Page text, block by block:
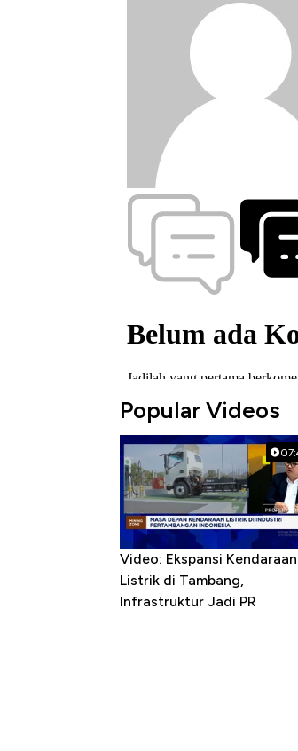
Popular Videos
Video: Ekspansi Kendaraan
Listrik di Tambang,
Infrastruktur Jadi PR